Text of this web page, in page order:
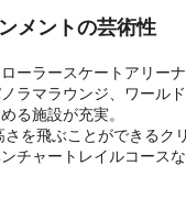
メントの芸術性
ーラースケートアリー
ラマラウンジ、ワール
る施設が充実。
を飛ぶことができるク
チャートレイルコース